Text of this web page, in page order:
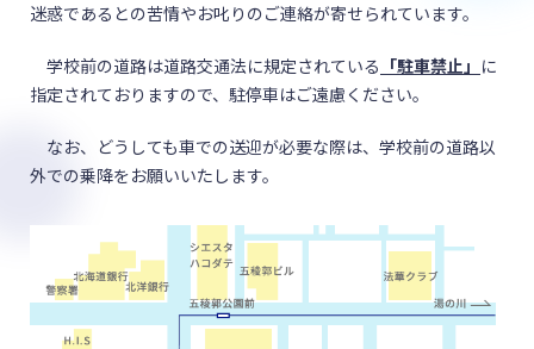
迷惑であるとの苦情やお叱りのご連絡が寄せられています。
学校前の道路は道路交通法に規定されている 「駐車禁止」 に
指定されておりますので、駐停車はご遠慮ください。
なお、どうしても車での送迎が必要な際は、学校前の道路以
外での乗降をお願いいたします。